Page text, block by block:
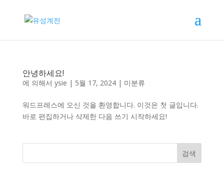
안녕하세요!
에 의해서 ysie | 5월 17, 2024| 미분류
워드프레스에 오신 것을 환영합니다. 이것은 첫 글입니다.
바로 편집하거나 삭제한 다음 쓰기 시작하세요!
검색